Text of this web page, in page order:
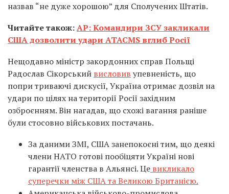
назвав “не дуже хорошою” для Сполучених Штатів.
Читайте також:AP: Командири ЗСУ закликали
США дозволити удари ATACMS вглиб Росії
Нещодавно міністр закордонних справ Польщі
Радослав Сікорський висловив упевненість, що
попри триваючі дискусії, Україна отримає дозвіл на
удари по цілях на території Росії західним
озброєнням. Він нагадав, що схожі вагання раніше
були стосовно військових постачань.
За даними ЗМІ, США занепокоєні тим, що деякі
члени НАТО готові пообіцяти Україні нові
гарантії членства в Альянсі. Це викликало
суперечки між США та Великою Британією.